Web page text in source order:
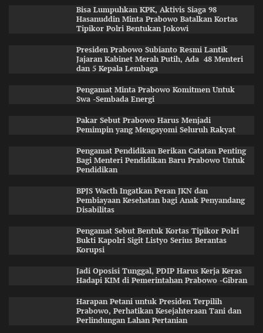
Bisa Lumpuhkan KPK, Aktivis Siaga 98
Hasanuddin Minta Prabowo Batalkan Kortas
Tipikor Polri Bentukan Jokowi
Presiden Prabowo Subianto Resmi Lantik
Jajaran Kabinet Merah Putih, Ada 48 Menteri
dan 5 Kepala Lembaga
Pengamat Minta Prabowo Komitmen Untuk
Swa -Sembada Energi
Pakar Sebut Prabowo Harus Menjadi
Pemimpin yang Mengayomi Seluruh Rakyat
Pengamat Pendidikan Berikan Catatan Penting
Bagi Menteri Pendidikan Baru Prabowo Untuk
Pendidikan
BPJS Wacth Ingatkan Peran JKN dan
Pembiayaan Kesehatan bagi Anak Penyandang
Disabilitas
Pengamat Sebut Bentuk Kortas Tipikor Polri
Bukti Kapolri Sigit Listyo Serius Berantas
Korupsi
Jadi Oposisi Tunggal, PDIP Harus Kerja Keras
Hadapi KIM di Pemerintahan Prabowo -Gibran
Harapan Petani untuk Presiden Terpilih
Prabowo, Perhatikan Kesejahteraan Tani dan
Perlindungan Lahan Pertanian